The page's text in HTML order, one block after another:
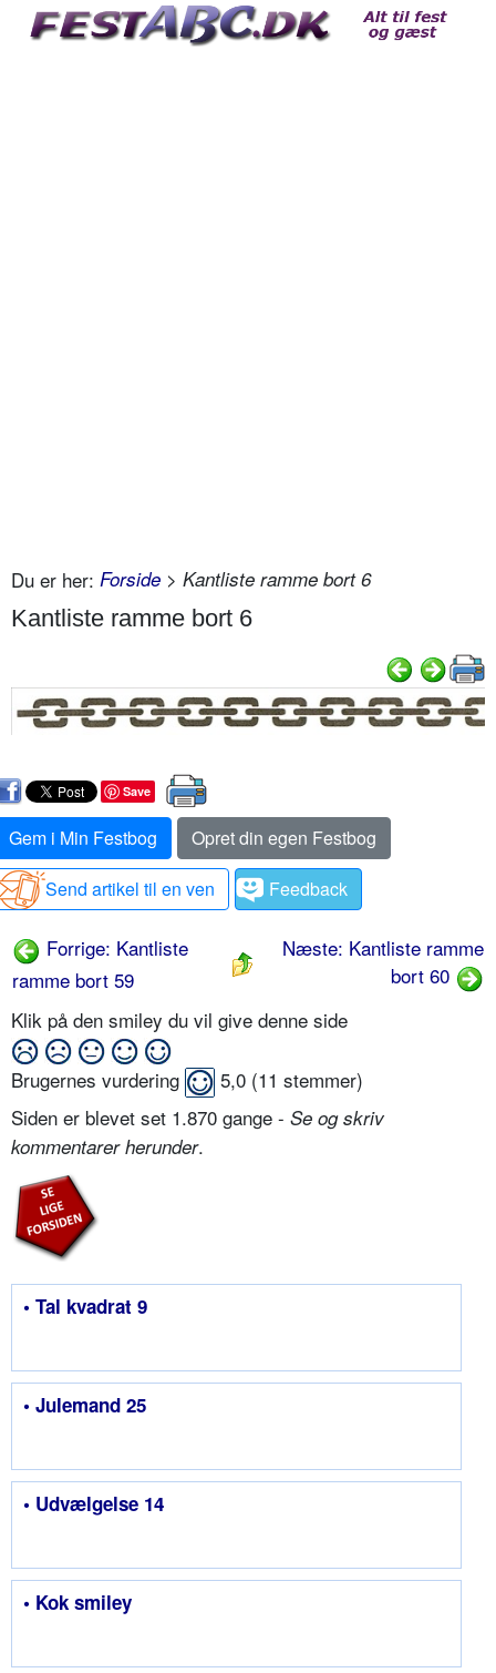
Du er her: Forside > Kantliste ramme bort 6
Kantliste ramme bort 6
Save
Gem i Min Festbog
Opret din egen Festbog
Send artikel til en ven
Feedback
Forrige: Kantliste
ramme bort 59
Næste: Kantliste ramme
bort 60
Klik på den smiley du vil give denne side
Brugernes vurdering 5,0 (11 stemmer)
Siden er blevet set 1.870 gange - Se og skriv
kommentarer herunder.
• Tal kvadrat 9
• Julemand 25
• Udvælgelse 14
• Kok smiley